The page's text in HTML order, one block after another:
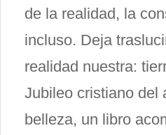
de la realidad, la
incluso. Deja
realidad nuestra:
Jubileo cristiano del
belleza, un libro